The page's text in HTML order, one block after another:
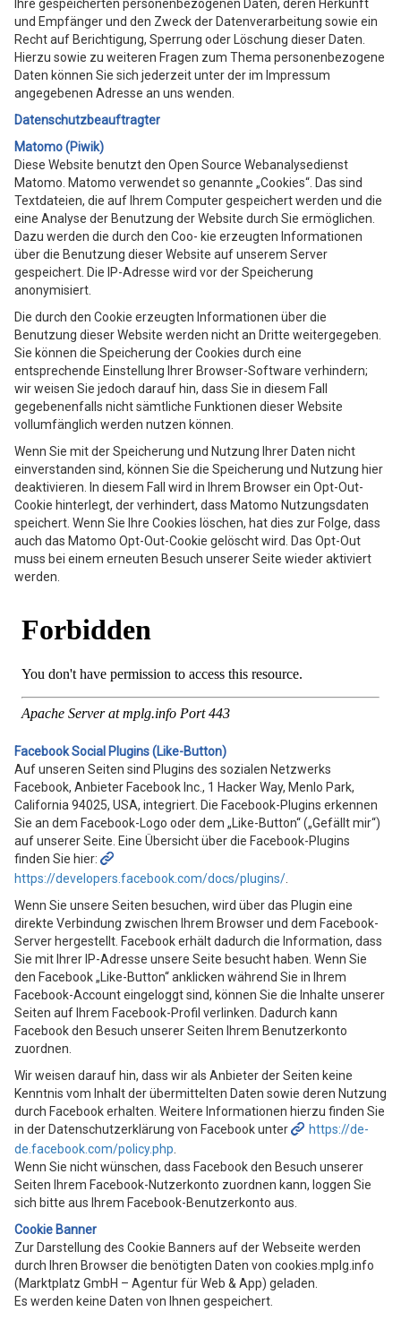
Ihre gespeicherten personenbezogenen Daten, deren Herkunft
und Empfänger und den Zweck der Datenverarbeitung sowie ein
Recht auf Berichtigung, Sperrung oder Löschung dieser Daten.
Hierzu sowie zu weiteren Fragen zum Thema personenbezogene
Daten können Sie sich jederzeit unter der im Impressum
angegebenen Adresse an uns wenden.
Datenschutzbeauftragter
Matomo (Piwik)
Diese Website benutzt den Open Source Webanalysedienst
Matomo. Matomo verwendet so genannte „Cookies“. Das sind
Textdateien, die auf Ihrem Computer gespeichert werden und die
eine Analyse der Benutzung der Website durch Sie ermöglichen.
Dazu werden die durch den Coo- kie erzeugten Informationen
über die Benutzung dieser Website auf unserem Server
gespeichert. Die IP-Adresse wird vor der Speicherung
anonymisiert.
Die durch den Cookie erzeugten Informationen über die
Benutzung dieser Website werden nicht an Dritte weitergegeben.
Sie können die Speicherung der Cookies durch eine
entsprechende Einstellung Ihrer Browser-Software verhindern;
wir weisen Sie jedoch darauf hin, dass Sie in diesem Fall
gegebenenfalls nicht sämtliche Funktionen dieser Website
vollumfänglich werden nutzen können.
Wenn Sie mit der Speicherung und Nutzung Ihrer Daten nicht
einverstanden sind, können Sie die Speicherung und Nutzung hier
deaktivieren. In diesem Fall wird in Ihrem Browser ein Opt-Out-
Cookie hinterlegt, der verhindert, dass Matomo Nutzungsdaten
speichert. Wenn Sie Ihre Cookies löschen, hat dies zur Folge, dass
auch das Matomo Opt-Out-Cookie gelöscht wird. Das Opt-Out
muss bei einem erneuten Besuch unserer Seite wieder aktiviert
werden.
Facebook Social Plugins (Like-Button)
Auf unseren Seiten sind Plugins des sozialen Netzwerks
Facebook, Anbieter Facebook Inc., 1 Hacker Way, Menlo Park,
California 94025, USA, integriert. Die Facebook-Plugins erkennen
Sie an dem Facebook-Logo oder dem „Like-Button“ („Gefällt mir“)
auf unserer Seite. Eine Übersicht über die Facebook-Plugins
finden Sie hier:
https://developers.facebook.com/docs/plugins/.
Wenn Sie unsere Seiten besuchen, wird über das Plugin eine
direkte Verbindung zwischen Ihrem Browser und dem Facebook-
Server hergestellt. Facebook erhält dadurch die Information, dass
Sie mit Ihrer IP-Adresse unsere Seite besucht haben. Wenn Sie
den Facebook „Like-Button“ anklicken während Sie in Ihrem
Facebook-Account eingeloggt sind, können Sie die Inhalte unserer
Seiten auf Ihrem Facebook-Profil verlinken. Dadurch kann
Facebook den Besuch unserer Seiten Ihrem Benutzerkonto
zuordnen.
Wir weisen darauf hin, dass wir als Anbieter der Seiten keine
Kenntnis vom Inhalt der übermittelten Daten sowie deren Nutzung
durch Facebook erhalten. Weitere Informationen hierzu finden Sie
in der Datenschutzerklärung von Facebook unter
https://de-
de.facebook.com/policy.php.
Wenn Sie nicht wünschen, dass Facebook den Besuch unserer
Seiten Ihrem Facebook-Nutzerkonto zuordnen kann, loggen Sie
sich bitte aus Ihrem Facebook-Benutzerkonto aus.
Cookie Banner
Zur Darstellung des Cookie Banners auf der Webseite werden
durch Ihren Browser die benötigten Daten von cookies.mplg.info
(Marktplatz GmbH – Agentur für Web & App) geladen.
Es werden keine Daten von Ihnen gespeichert.